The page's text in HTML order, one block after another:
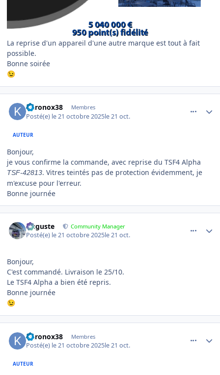
La reprise d'un appareil d'une autre marque est tout à fait
possible.
Bonne soirée
😉
khronox38 Membres
Posté(e) le 21 octobre 2025le 21 oct.
AUTEUR
Bonjour,
je vous confirme la commande, avec reprise du TSF4 Alpha
TSF-42813. Vitres teintés pas de protection évidemment, je
m'excuse pour l'erreur.
Bonne journée
Auguste Community Manager
Posté(e) le 21 octobre 2025le 21 oct.
Bonjour,
C'est commandé. Livraison le 25/10.
Le TSF4 Alpha a bien été repris.
Bonne journée
😉
khronox38 Membres
Posté(e) le 21 octobre 2025le 21 oct.
AUTEUR